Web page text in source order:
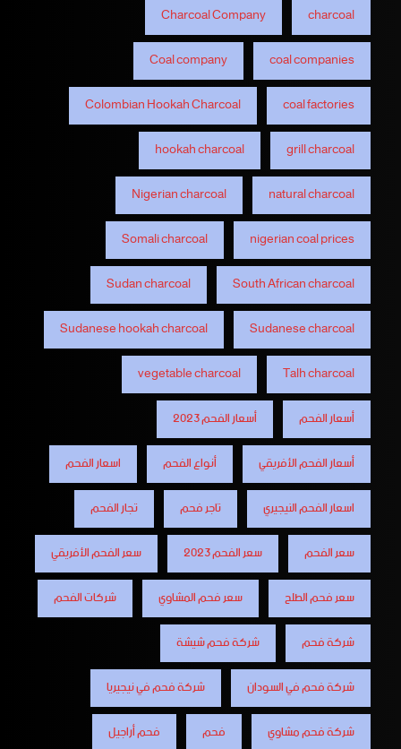
charcoal
Charcoal Company
coal companies
Coal company
coal factories
Colombian Hookah Charcoal
grill charcoal
hookah charcoal
natural charcoal
Nigerian charcoal
nigerian coal prices
Somali charcoal
South African charcoal
Sudan charcoal
Sudanese charcoal
Sudanese hookah charcoal
Talh charcoal
vegetable charcoal
أسعار الفحم
أسعار الفحم 2023
أسعار الفحم الأفريقي
أنواع الفحم
اسعار الفحم
اسعار الفحم النيجيري
تاجر فحم
تجار الفحم
سعر الفحم
سعر الفحم 2023
سعر الفحم الأفريقي
سعر فحم الطلح
سعر فحم المشاوي
شركات الفحم
شركة فحم
شركة فحم شيشة
شركة فحم في السودان
شركة فحم في نيجيريا
شركة فحم مشاوي
فحم
فحم أراجيل